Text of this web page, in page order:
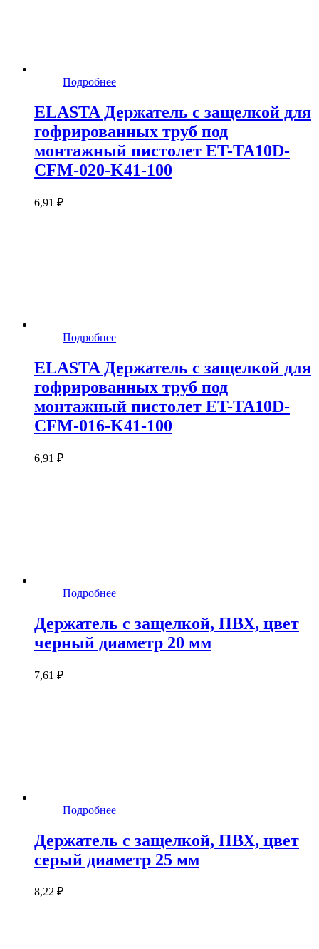
Подробнее
ELASTA Держатель с защелкой для
гофрированных труб под
монтажный пистолет ET-TA10D-
CFM-020-K41-100
6,91 ₽
Подробнее
ELASTA Держатель с защелкой для
гофрированных труб под
монтажный пистолет ET-TA10D-
CFM-016-K41-100
6,91 ₽
Подробнее
Держатель с защелкой, ПВХ, цвет
черный диаметр 20 мм
7,61 ₽
Подробнее
Держатель с защелкой, ПВХ, цвет
серый диаметр 25 мм
8,22 ₽